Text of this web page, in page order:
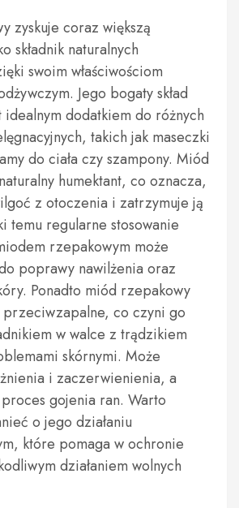
zyskuje coraz większą
składnik naturalnych
swoim właściwościom
Jego bogaty skład
dodatkiem do różnych
takich jak maseczki
do ciała czy szampony. Miód
humektant, co oznacza,
z otoczenia i zatrzymuje ją
temu regularne stosowanie
rzepakowym może
poprawy nawilżenia oraz
Ponadto miód rzepakowy
przeciwzapalne, co czyni go
w walce z trądzikiem
skórnymi. Może
i zaczerwienienia, a
gojenia ran. Warto
o jego działaniu
które pomaga w ochronie
działaniem wolnych